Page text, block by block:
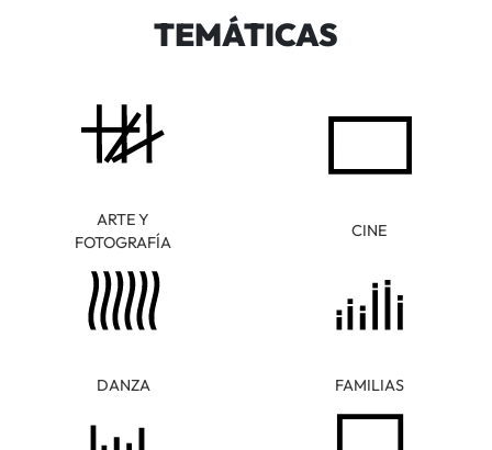
TEMÁTICAS
ARTE Y
FOTOGRAFÍA
CINE
DANZA FAMILIAS